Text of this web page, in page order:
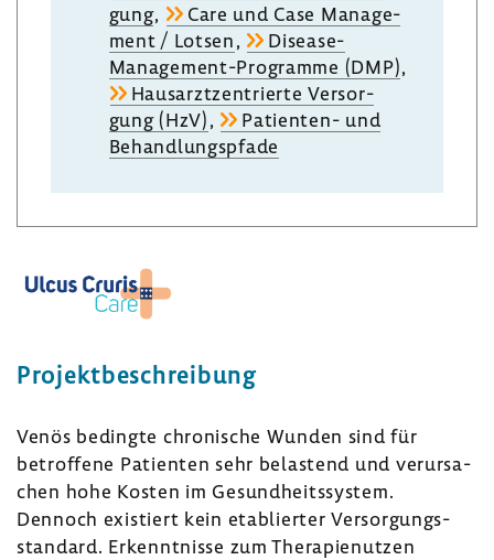
gung,
Care und Case Manage­
ment / Lotsen,
Disease-​
Management-Programme (DMP),
Haus­arzt­zen­trierte Versor­
gung (HzV),
Patienten-​ und
Behand­lungs­pfade
Projekt­be­schrei­bung
Venös bedingte chro­ni­sche Wunden sind für
betrof­fene Pati­enten sehr belas­tend und verur­sa­
chen hohe Kosten im Gesund­heits­system.
Dennoch exis­tiert kein etablierter Versor­gungs­
stan­dard. Erkennt­nisse zum Thera­pie­nutzen